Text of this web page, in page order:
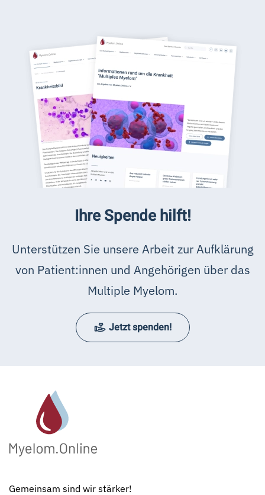
Ihre Spende hilft!
Unterstützen Sie unsere Arbeit zur Aufklärung
von Patient:innen und Angehörigen über das
Multiple Myelom.
Jetzt spenden!
Gemeinsam sind wir stärker!